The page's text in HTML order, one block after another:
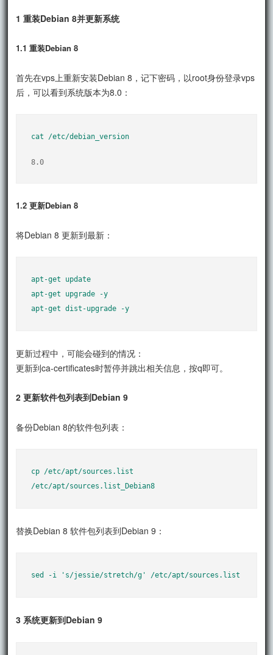
1 重装Debian 8并更新系统
1.1 重装Debian 8
首先在vps上重新安装Debian 8，记下密码，以root身份登录vps
后，可以看到系统版本为8.0：
cat /etc/debian_version
8.0
1.2 更新Debian 8
将Debian 8 更新到最新：
apt-get update
apt-get upgrade -y
更新过程中，可能会碰到的情况：
更新到ca-certificates时暂停并跳出相关信息，按q即可。
2 更新软件包列表到Debian 9
备份Debian 8的软件包列表：
cp /etc/apt/sources.list
/etc/apt/sources.list_Debian8
替换Debian 8 软件包列表到Debian 9：
sed -i 's/jessie/stretch/g' /etc/apt/sources.list
3 系统更新到Debian 9